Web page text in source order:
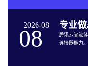
2026-08
08
腾讯云智能
连接器能力